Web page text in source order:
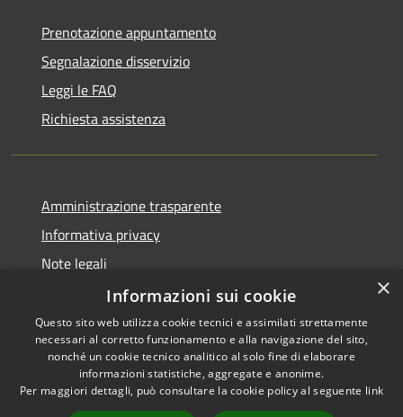
Prenotazione appuntamento
Segnalazione disservizio
Leggi le FAQ
Richiesta assistenza
Amministrazione trasparente
Informativa privacy
Note legali
Dichiarazione di accessibilità
RSS
Accessibilità
Copyright © 2026 • Comune di
Farindola • Powered by
×
Informazioni sui cookie
Questo sito web utilizza cookie tecnici e assimilati strettamente
necessari al corretto funzionamento e alla navigazione del sito,
nonché un cookie tecnico analitico al solo fine di elaborare
informazioni statistiche, aggregate e anonime.
Per maggiori dettagli, può consultare la cookie policy al seguente link